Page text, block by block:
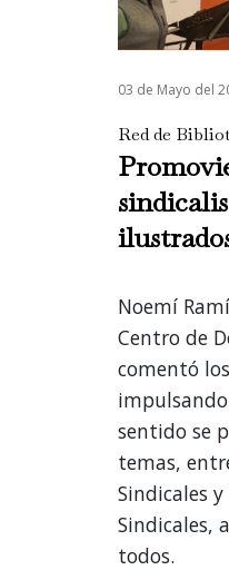
03 de Mayo del
Red de
Noemí
Centro de
comentó
sentido se
temas,
Sindicales
Sindicales,
todos.